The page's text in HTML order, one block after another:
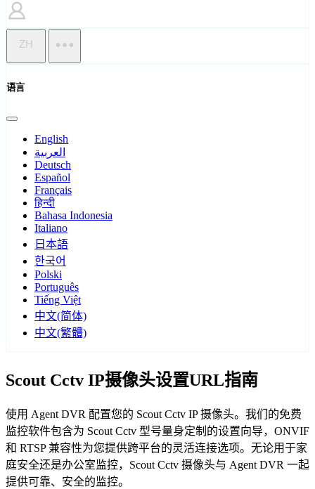
ZH
语言
English
العربية
Deutsch
Español
Français
हिन्दी
Bahasa Indonesia
Italiano
日本語
한국어
Polski
Português
Tiếng Việt
中文(简体)
中文(繁體)
Scout Cctv IP摄像头设置URL指南
使用 Agent DVR 配置您的 Scout Cctv IP 摄像头。我们的免费
监控软件包含为 Scout Cctv 型号量身定制的设置向导，ONVIF
和 RTSP 兼容性为您提供跨平台的灵活连接选项。无论用于家
庭安全还是办公室监控，Scout Cctv 摄像头与 Agent DVR 一起
提供可靠、安全的监控。